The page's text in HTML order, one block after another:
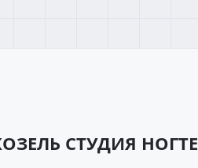
СТУДИЯ